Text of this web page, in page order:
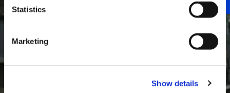
Statistics
Marketing
Show details